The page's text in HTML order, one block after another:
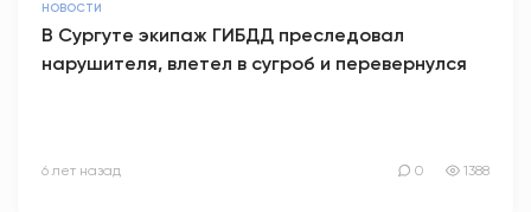
НОВОСТИ
В Сургуте экипаж ГИБДД преследовал
нарушителя, влетел в сугроб и перевернулся
6 лет назад 0 1388